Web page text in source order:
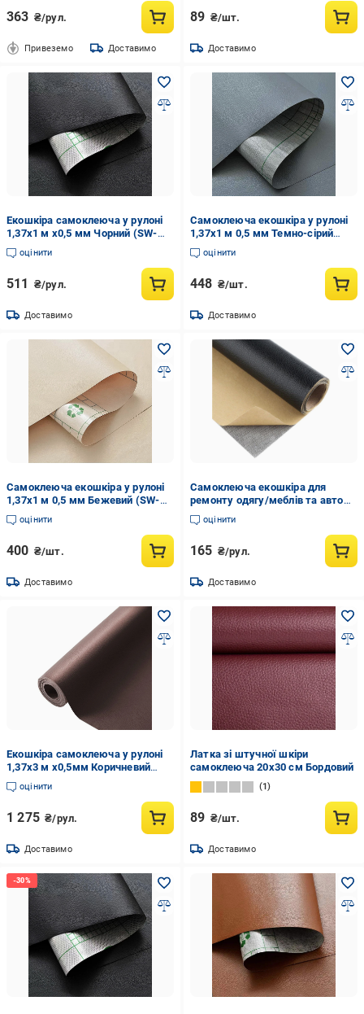
363 ₴/рул.
Привеземо Доставимо
89 ₴/шт.
Доставимо
Екошкіра самоклеюча у рулоні
1,37х1 м х0,5 мм Чорний (SW-
00001358)
оцінити
511 ₴/рул.
Доставимо
Самоклеюча екошкіра у рулоні
1,37х1 м 0,5 мм Темно-сірий
(SW-00001154)
оцінити
448 ₴/шт.
Доставимо
Самоклеюча екошкіра у рулоні
1,37х1 м 0,5 мм Бежевий (SW-
00001346)
оцінити
400 ₴/шт.
Доставимо
Самоклеюча екошкіра для
ремонту одягу/меблів та авто
30х20 см Чорний (29755)
оцінити
165 ₴/рул.
Доставимо
Екошкіра самоклеюча у рулоні
1,37х3 м х0,5мм Коричневий
(SW-00001198)
оцінити
1 275 ₴/рул.
Доставимо
Латка зі штучної шкіри
самоклеюча 20х30 см Бордовий
1
89 ₴/шт.
Доставимо